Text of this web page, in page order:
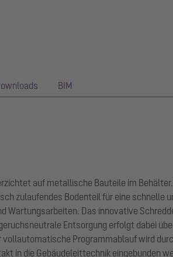
BIM
auf metallische Bauteile im
zulaufendes Bodenteil für eine schnelle
Wartungsarbeiten. Das innovative
Entsorgung erfolgt dabei
Programmablauf wird
in die Gebäudeleittechnik eingebunden